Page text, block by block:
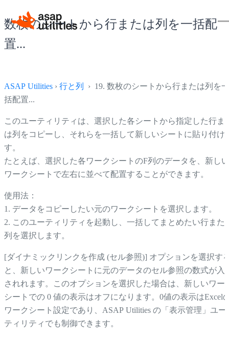
数枚のシートから行または列を一括配
置...
ASAP Utilities › 行と列
› 19. 数枚のシートから行または列を一
括配置...
このユーティリティは、選択した各シートから指定した行ま
は列をコピーし、それらを一括して新しいシートに貼り付け
す。
たとえば、選択した各ワークシートのF列のデータを、新しい
ワークシートで左右に並べて配置することができます。
使用法：
1. データをコピーしたい元のワークシートを選択します。
2. このユーティリティを起動し、一括してまとめたい行また
列を選択します。
[ダイナミックリンクを作成 (セル参照)] オプションを選択す
と、新しいワークシートに元のデータのセル参照の数式が入
されれます。このオプションを選択した場合は、新しいワー
シートでの 0 値の表示はオフになります。0値の表示はExcel
ワークシート設定であり、ASAP Utilities の「表示管理」ユー
ティリティでも制御できます。